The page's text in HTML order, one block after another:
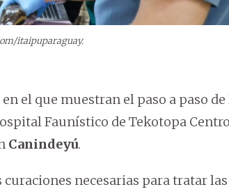
itaipuparaguay.
el que muestran el paso a paso de
Faunístico de Tekotopa Centro
Canindeyú.
necesarias para tratar las